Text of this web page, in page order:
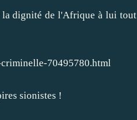
dignité de l'Afrique à lui tout
70495780.html
sionistes !